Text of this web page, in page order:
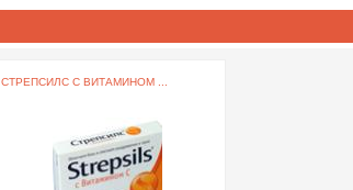
СТРЕПСИЛС С ВИТАМИНОМ ...